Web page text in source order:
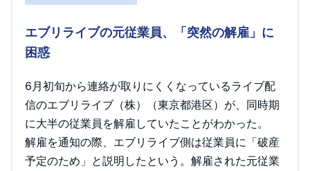
エブリライブの元従業員、「突然の解雇」に
困惑
6月初旬から連絡が取りにくくなっているライブ配
信のエブリライブ（株）（東京都港区）が、同時期
に大半の従業員を解雇していたことがわかった。
解雇を通知の際、エブリライブ側は従業員に「破産
予定のため」と説明したという。解雇された元従業